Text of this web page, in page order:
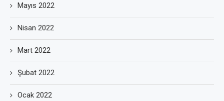
Mayıs 2022
Nisan 2022
Mart 2022
Şubat 2022
Ocak 2022